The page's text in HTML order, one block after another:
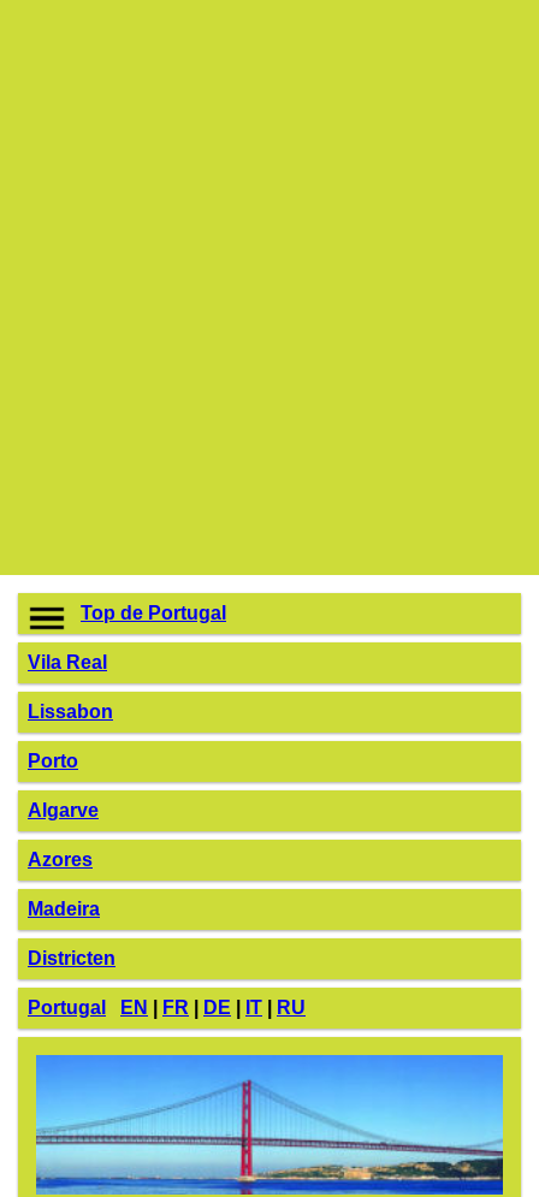
Top de Portugal
Vila Real
Lissabon
Porto
Algarve
Azores
Madeira
Districten
Portugal EN FR DE IT RU